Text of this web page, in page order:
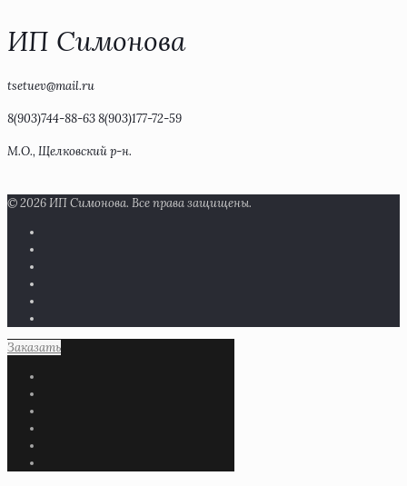
ИП Симонова
tsetuev@mail.ru
8(903)744-88-63 8(903)177-72-59
М.О., Щелковский р-н.
© 2026 ИП Симонова. Все права защищены.
Заказать